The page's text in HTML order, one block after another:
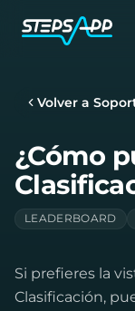
Volver a
¿Cómo
LEADERBOARD
Si prefieres la
Clasificación,